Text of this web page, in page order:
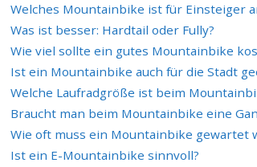
Welches Mountainbike ist für Einsteiger
Was ist besser: Hardtail oder Fully?
Wie viel sollte ein gutes Mountainbike
Ist ein Mountainbike auch für die Stadt
Welche Laufradgröße ist beim
Braucht man beim Mountainbike eine
Wie oft muss ein Mountainbike gewartet
Ist ein E-Mountainbike sinnvoll?